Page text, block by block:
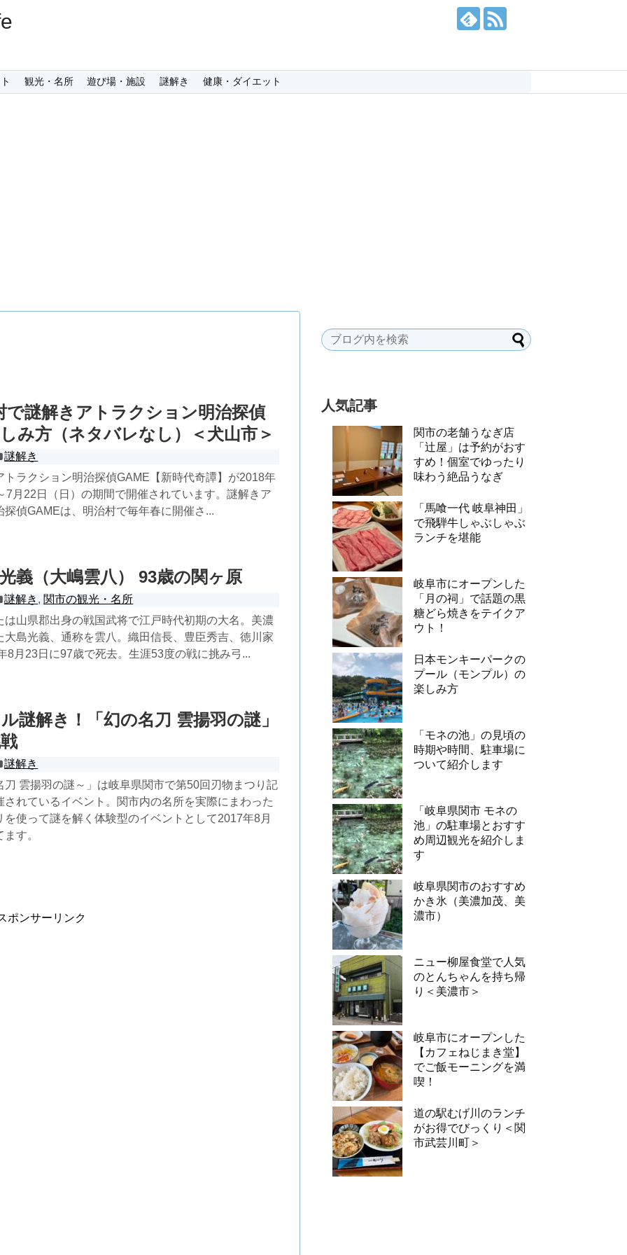
観光・名所 遊び場・施設 謎解き 健康・ダイエット
で謎解きアトラクション明治探偵
み方（ネタバレなし）＜犬山市＞
謎解き
トラクション明治探偵GAME【新時代奇譚】が2018年
7月22日（日）の期間で開催されています。謎解きア
探偵GAMEは、明治村で毎年春に開催さ...
義（大嶋雲八） 93歳の関ヶ原
謎解き , 関市の観光・名所
は山県郡出身の戦国武将で江戸時代初期の大名。美濃
大島光義、通称を雲八。織田信長、豊臣秀吉、徳川家
8月23日に97歳で死去。生涯53度の戦に挑み弓...
謎解き！「幻の名刀 雲揚羽の謎」
謎解き
刀 雲揚羽の謎～」は岐阜県関市で第50回刃物まつり記
されているイベント。関市内の名所を実際にまわった
を使って謎を解く体験型のイベントとして2017年8月
す。
ポンサーリンク
人気記事
関市の老舗うなぎ店
「辻屋」は予約がおす
すめ！個室でゆったり
味わう絶品うなぎ
「馬喰一代 岐阜神田」
で飛騨牛しゃぶしゃぶ
ランチを堪能
岐阜市にオープンした
「月の祠」で話題の黒
糖どら焼きをテイクア
ウト！
日本モンキーパークの
プール（モンプル）の
楽しみ方
「モネの池」の見頃の
時期や時間、駐車場に
ついて紹介します
「岐阜県関市 モネの
池」の駐車場とおすす
め周辺観光を紹介しま
す
岐阜県関市のおすすめ
かき氷（美濃加茂、美
濃市）
ニュー柳屋食堂で人気
のとんちゃんを持ち帰
り＜美濃市＞
岐阜市にオープンした
【カフェねじまき堂】
でご飯モーニングを満
喫！
道の駅むげ川のランチ
がお得でびっくり＜関
市武芸川町＞